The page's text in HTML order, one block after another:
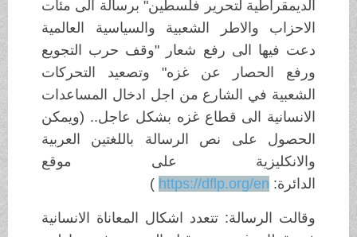
الديمقراطية لتحرير فلسطين" برسالة الى مئات
الاحزاب والاطر الشعبية والسياسية العالمية
دعت فيها الى رفع شعار "وقف حرب التجويع
ورفع الحصار عن غزه" وتصعيد التحركات
الشعبية في الشارع من اجل ادخال المساعدات
الانسانية الى قطاع غزه بشكل عاجل.. (ويمكن
الحصول على نص الرسالة باللغتين العربية
والانكليزية على موقع
الدائرة: https://dflp.org/en
)
وقالت الرسالة: تتعدد اشكال المعاناة الانسانية